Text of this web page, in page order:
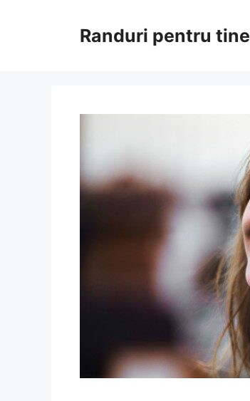
Randuri pentru tine